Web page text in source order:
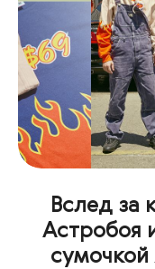
Вслед за
Астробоя
сумочкой